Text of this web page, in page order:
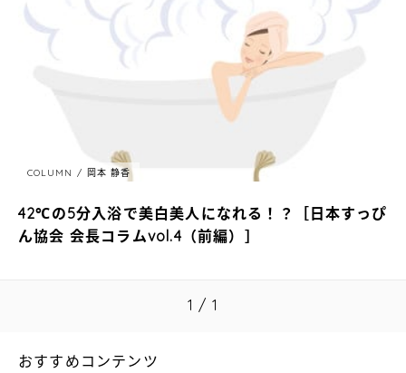
COLUMN 岡本 静香
42℃の5分入浴で美白美人になれる！？［日本すっぴ
ん協会 会長コラムvol.4（前編）］
1 / 1
おすすめコンテンツ